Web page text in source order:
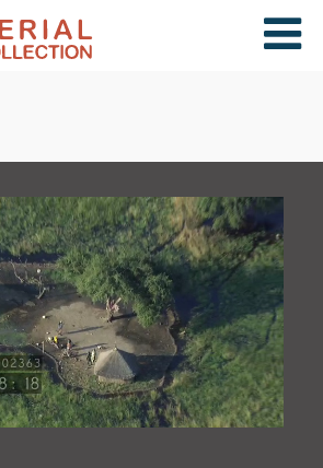
×
PAYS
CARTE
COLLECTIONS